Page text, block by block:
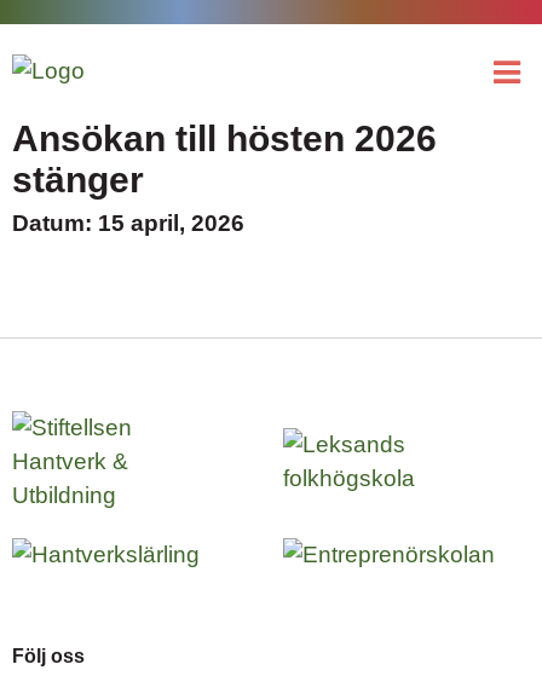
Ansökan till hösten 2026
stänger
Datum: 15 april, 2026
Följ oss